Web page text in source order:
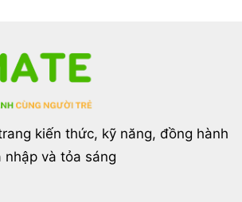
kiến thức, kỹ năng, đồng hành
và tỏa sáng